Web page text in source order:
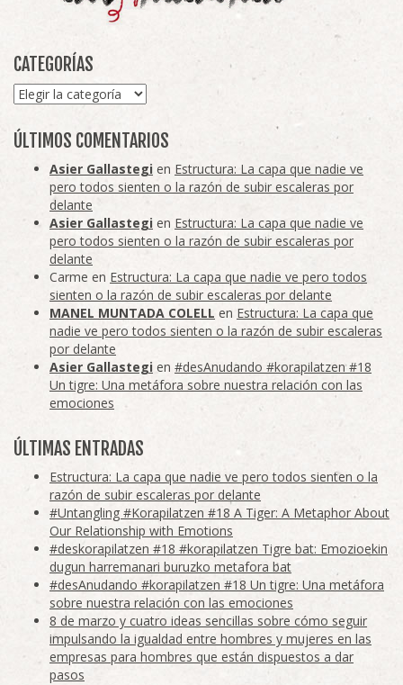
CATEGORÍAS
Categorías
ÚLTIMOS COMENTARIOS
Asier Gallastegi en Estructura: La capa que nadie ve
pero todos sienten o la razón de subir escaleras por
delante
Asier Gallastegi en Estructura: La capa que nadie ve
pero todos sienten o la razón de subir escaleras por
delante
Carme en Estructura: La capa que nadie ve pero todos
sienten o la razón de subir escaleras por delante
MANEL MUNTADA COLELL en Estructura: La capa que
nadie ve pero todos sienten o la razón de subir escaleras
por delante
Asier Gallastegi en #desAnudando #korapilatzen #18
Un tigre: Una metáfora sobre nuestra relación con las
emociones
ÚLTIMAS ENTRADAS
Estructura: La capa que nadie ve pero todos sienten o la
razón de subir escaleras por delante
#Untangling #Korapilatzen #18 A Tiger: A Metaphor About
Our Relationship with Emotions
#deskorapilatzen #18 #korapilatzen Tigre bat: Emozioekin
dugun harremanari buruzko metafora bat
#desAnudando #korapilatzen #18 Un tigre: Una metáfora
sobre nuestra relación con las emociones
8 de marzo y cuatro ideas sencillas sobre cómo seguir
impulsando la igualdad entre hombres y mujeres en las
empresas para hombres que están dispuestos a dar
pasos